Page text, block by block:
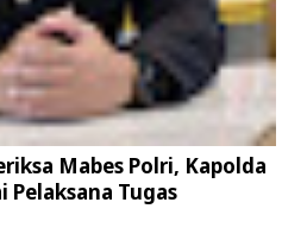
Mabes Polri, Kapolda
Pelaksana Tugas